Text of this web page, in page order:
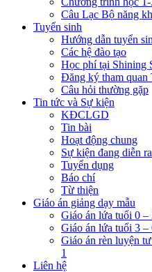
Câu Lạc Bộ năng
Tuyển sinh
Hướng dẫn tuyển
Các hệ đào tạo
Học phí tại Shining
Đăng ký tham quan
Câu hỏi thường gặp
Tin tức và Sự kiện
KĐCLGD
Tin bài
Hoạt động chung
Sự kiện đang diễn ra
Tuyển dụng
Báo chí
Từ thiện
Giáo án giảng dạy mẫu
Giáo án lứa tuổi 0 –
Giáo án lứa tuổi 3 –
Giáo án rèn luyện
1
Liên hệ